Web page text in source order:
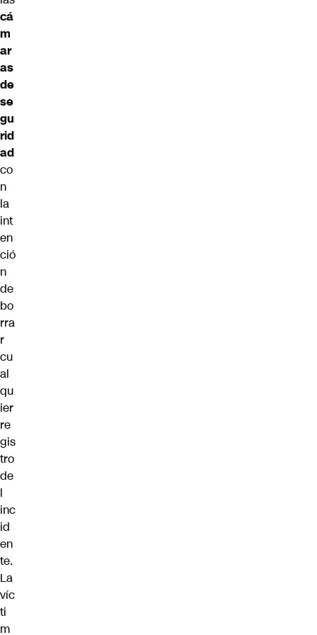
cá
m
ar
as
de
se
gu
rid
ad
co
n
la
int
en
ció
n
de
bo
rra
r
cu
al
qu
ier
re
gis
tro
de
l
inc
id
en
te.
La
víc
ti
m